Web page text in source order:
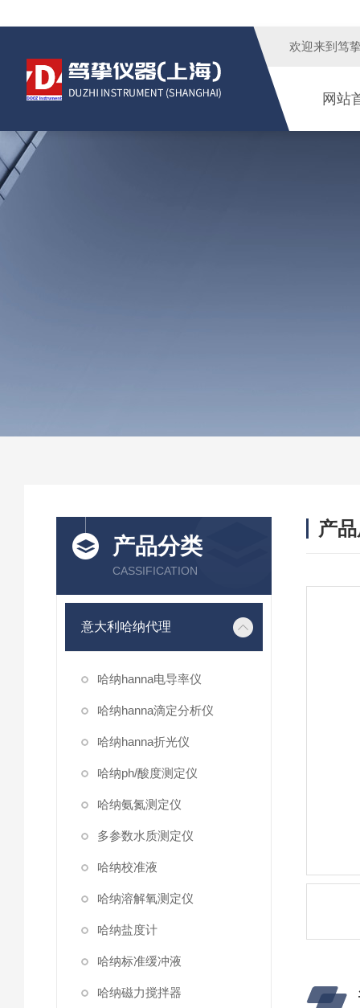
欢迎来到 笃
网站
产品分类
CASSIFICATION
意大利哈纳代理
哈纳hanna电导率仪
哈纳hanna滴定分析仪
哈纳hanna折光仪
哈纳ph/酸度测定仪
哈纳氨氮测定仪
多参数水质测定仪
哈纳校准液
哈纳溶解氧测定仪
哈纳盐度计
哈纳标准缓冲液
哈纳磁力搅拌器
产